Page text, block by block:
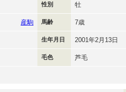
性別 牡
産駒 馬齢 7歳
生年月日 2001年2月13日
毛色 芦毛